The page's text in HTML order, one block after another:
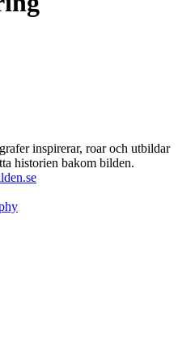
inspirerar, roar och utbildar
historien bakom bilden.